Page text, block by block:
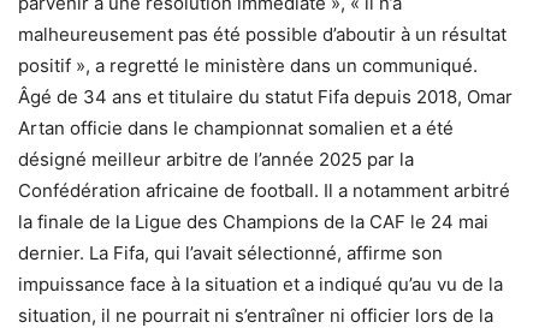
malheureusement pas été possible d’aboutir à un résultat
positif », a regretté le ministère dans un communiqué.
Âgé de 34 ans et titulaire du statut Fifa depuis 2018, Omar
Artan officie dans le championnat somalien et a été
désigné meilleur arbitre de l’année 2025 par la
Confédération africaine de football. Il a notamment arbitré
la finale de la Ligue des Champions de la CAF le 24 mai
dernier. La Fifa, qui l’avait sélectionné, affirme son
impuissance face à la situation et a indiqué qu’au vu de la
situation, il ne pourrait ni s’entraîner ni officier lors de la